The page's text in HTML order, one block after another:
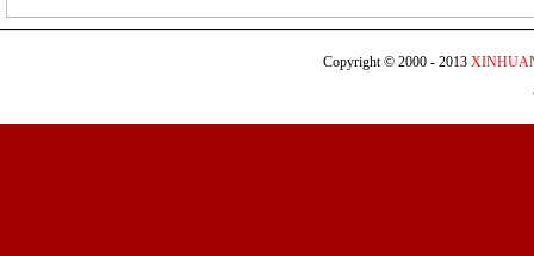
Copyright © 2000 - 2013